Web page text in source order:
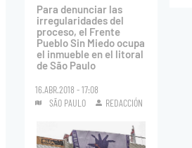
Para denunciar las
irregularidades del
proceso, el Frente
Pueblo Sin Miedo ocupa
el inmueble en el litoral
de São Paulo
16.ABR.2018 - 17:08
SÃO PAULO
REDACCIÓN